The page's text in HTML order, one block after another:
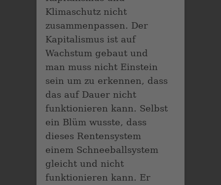
Klimaschutz nicht
zusammenpassen. Der
Kapitalismus ist auf
Wachstum gebaut und
man muss nicht Einstein
sein um zu erkennen, dass
das auf Dauer nicht
funktionieren kann. Selbst
ein Blüm wusste, dass
dieses Rentensystem
einem Schneeballsystem
gleicht und nicht
funktionieren kann. Er